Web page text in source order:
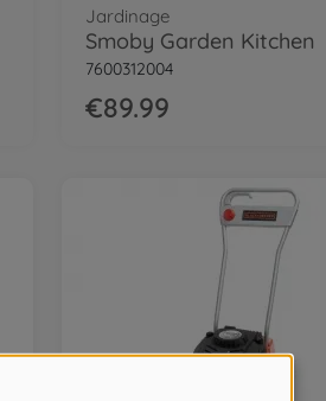
Jardinage
Smoby Garden Kitchen
7600312004
€89.99